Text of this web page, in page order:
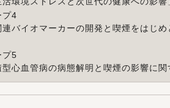
プ4
バイオマーカーの開発と喫煙をはじ
プ5
心血管病の病態解明と喫煙の影響に